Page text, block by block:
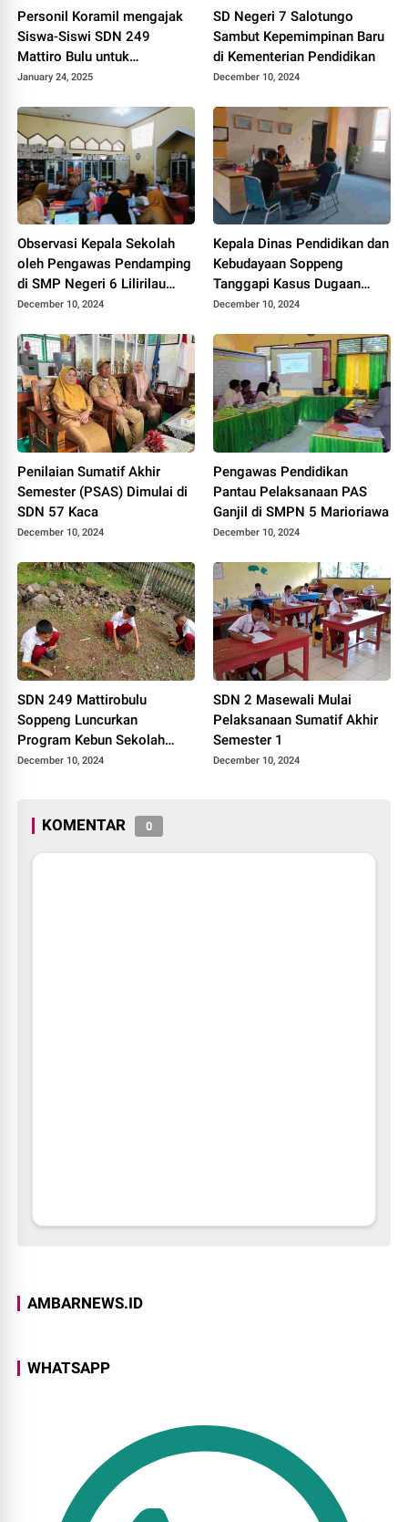
Personil Koramil mengajak
Siswa-Siswi SDN 249
Mattiro Bulu untuk
Bergotong Royong
halaman sekolah
January 24, 2025
SD Negeri 7 Salotungo
Sambut Kepemimpinan Baru
di Kementerian Pendidikan
December 10, 2024
Observasi Kepala Sekolah
oleh Pengawas Pendamping
di SMP Negeri 6 Lilirilau
Soppeng
December 10, 2024
Kepala Dinas Pendidikan dan
Kebudayaan Soppeng
Tanggapi Kasus Dugaan
Pelanggaran ASN Terkait
December 10, 2024
Penilaian Sumatif Akhir
Semester (PSAS) Dimulai di
SDN 57 Kaca
December 10, 2024
Pengawas Pendidikan
Pantau Pelaksanaan PAS
Ganjil di SMPN 5 Marioriawa
December 10, 2024
SDN 249 Mattirobulu
Soppeng Luncurkan
Program Kebun Sekolah
untuk Pendidikan
December 10, 2024
SDN 2 Masewali Mulai
Pelaksanaan Sumatif Akhir
Semester 1
December 10, 2024
KOMENTAR 0
AMBARNEWS.ID
WHATSAPP